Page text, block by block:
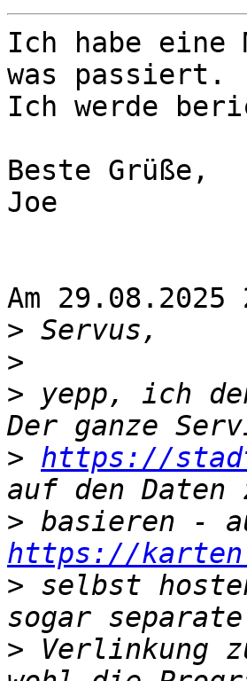
Ich habe eine
was passiert.
Ich werde
Beste Grüße,
Joe
Am
>
>
> yepp, ich
> https://
>
https://
> selbst
> Verlinkung